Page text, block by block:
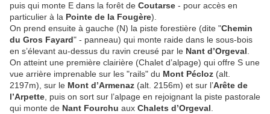
puis qui monte E dans la forêt de Coutarse - pour accès en
particulier à la Pointe de la Fougère).
On prend ensuite à gauche (N) la piste forestière (dite "Chemin
du Gros Fayard" - panneau) qui monte raide dans le sous-bois
en s’élevant au-dessus du ravin creusé par le Nant d’Orgeval
On atteint une première clairière (Chalet d’alpage) qui offre S une
vue arrière imprenable sur les "rails" du Mont Pécloz (alt.
2197m), sur le Mont d’Armenaz (alt. 2156m) et sur l’Arête de
l’Arpette , puis on sort sur l’alpage en rejoignant la piste pastorale
qui monte de Nant Fourchu aux Chalets d’Orgeval